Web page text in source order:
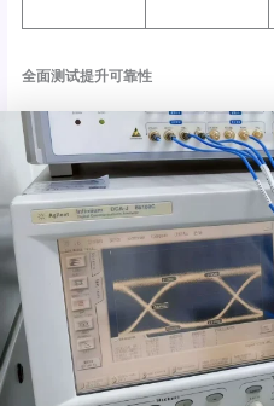
全面测试提升可靠性